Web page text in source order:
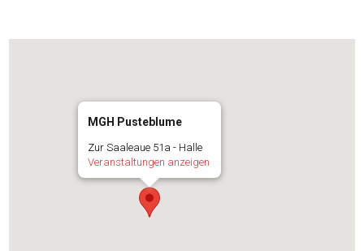
MGH Pusteblume
Zur Saaleaue 51a - Halle
Veranstaltungen anzeigen